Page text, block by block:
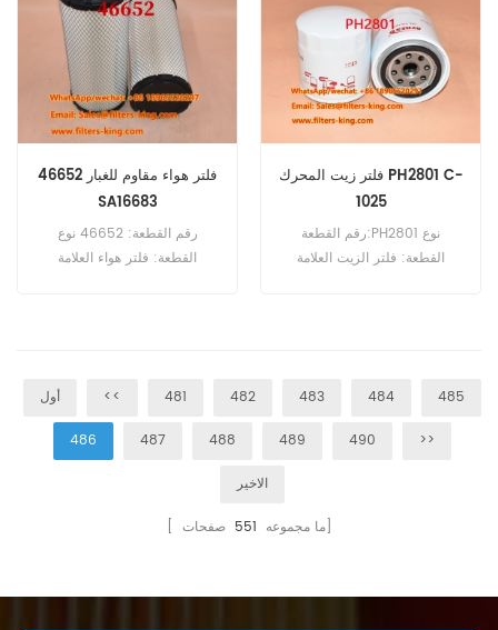
HL770-9A HX330 HX330L
HX380L HX430L R330LC-9A
R380LC-9A R430LC-9A.
P320WD P335WD P375SD
P375WD P400WD P400WP
P600WP SD120 SD140
XP380.
فلتر هواء مقاوم للغبار 46652
SA16683
رقم القطعة: 46652 نوع
القطعة: فلتر هواء العلامة
فلتر زيت المحرك PH2801 C-
1025
رقم القطعة:PH2801 نوع
القطعة: فلتر الزيت العلامة
أول << 481 482 483 484 485
486 487 488 489 490 >>
الاخير
[ ما مجموعه 551 صفحات]